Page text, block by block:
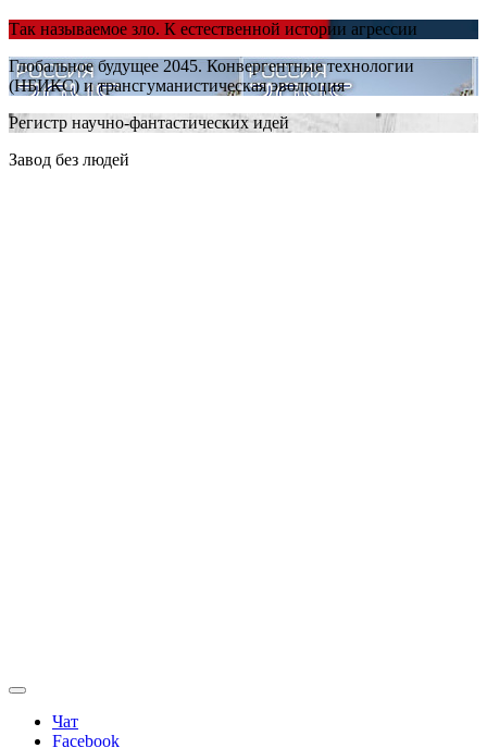
Так называемое зло. К естественной истории агрессии
Глобальное будущее 2045. Конвергентные технологии
(НБИКС) и трансгуманистическая эволюция
Регистр научно-фантастических идей
Завод без людей
Чат
Facebook